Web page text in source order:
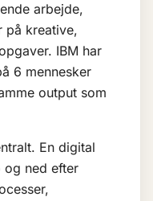
arbejde,
på kreative,
IBM har
6 mennesker
output som
En digital
og ned efter